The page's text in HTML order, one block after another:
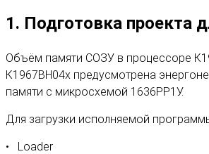
1. Подготовка проекта
Объём памяти СОЗУ в процессоре
К1967ВН04х предусмотрена
памяти с микросхемой 1636РР1У.
Для загрузки исполняемой
Loader